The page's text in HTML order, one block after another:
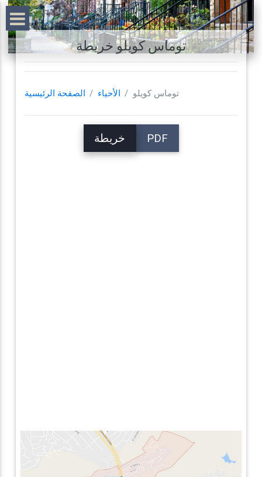
توماس كويلو خريطة
الصفحة الرئيسية الأحياء توماس كويلو
خريطة PDF